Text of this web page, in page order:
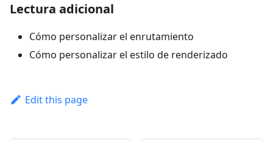
Lectura adicional
Cómo personalizar el enrutamiento
Cómo personalizar el estilo de renderizado
Edit this page